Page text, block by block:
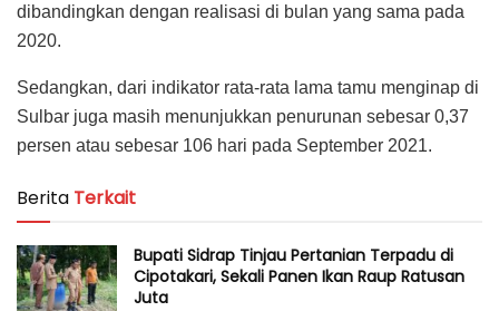
dibandingkan dengan realisasi di bulan yang sama pada
2020.
Sedangkan, dari indikator rata-rata lama tamu menginap di
Sulbar juga masih menunjukkan penurunan sebesar 0,37
persen atau sebesar 106 hari pada September 2021.
Berita Terkait
Bupati Sidrap Tinjau Pertanian Terpadu di
Cipotakari, Sekali Panen Ikan Raup Ratusan
Juta